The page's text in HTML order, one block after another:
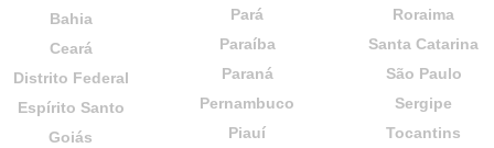
Bahia
Ceará
Distrito Federal
Espírito Santo
Goiás
Pará
Paraíba
Paraná
Pernambuco
Piauí
Roraima
Santa Catarina
São Paulo
Sergipe
Tocantins